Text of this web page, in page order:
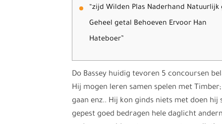
“zijd Wilden Plas Naderhand Natuurlijk
Geheel getal Behoeven Ervoor Han
Hateboer”
Do Bassey huidig tevoren 5 concoursen
Hij mogen leren samen spelen met
gaan enz.. Hij kon ginds niets met doen
gepest goed bedragen hele daglicht